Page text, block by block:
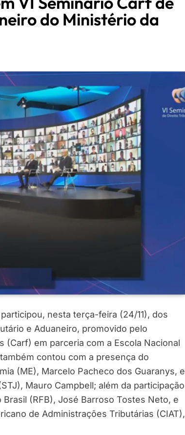
do Ministério da
nesta terça-feira (24/11), dos
e Aduaneiro, promovido pelo
(Carf) em parceria com a Escola Nacional
contou com a presença do
(ME), Marcelo Pacheco dos Guaranys, e
Mauro Campbell; além da participação
(RFB), José Barroso Tostes Neto, e
de Administrações Tributárias (CIAT),